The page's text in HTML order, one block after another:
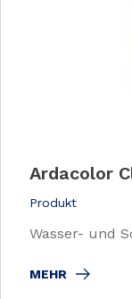
Ardacolor
Produkt
Wasser- und
MEHR